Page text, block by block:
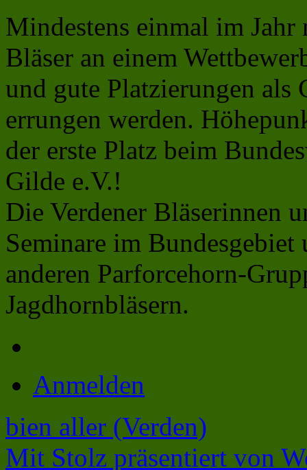
Mindestens einmal im Jahr
Bläser an einem
und gute Platzierungen
errungen werden.
der erste Platz beim
Gilde e.V.!
Die Verdener Bläserinnen
Seminare im
anderen Parforcehorn-
Jagdhornbläsern.
Anmelden
bien aller (Verden)
Mit Stolz präsentiert von